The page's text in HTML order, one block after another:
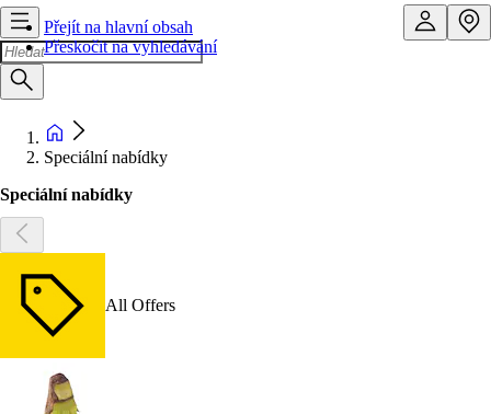
Přejít na hlavní obsah
Přeskočit na vyhledávání
Speciální nabídky
Speciální nabídky
All Offers